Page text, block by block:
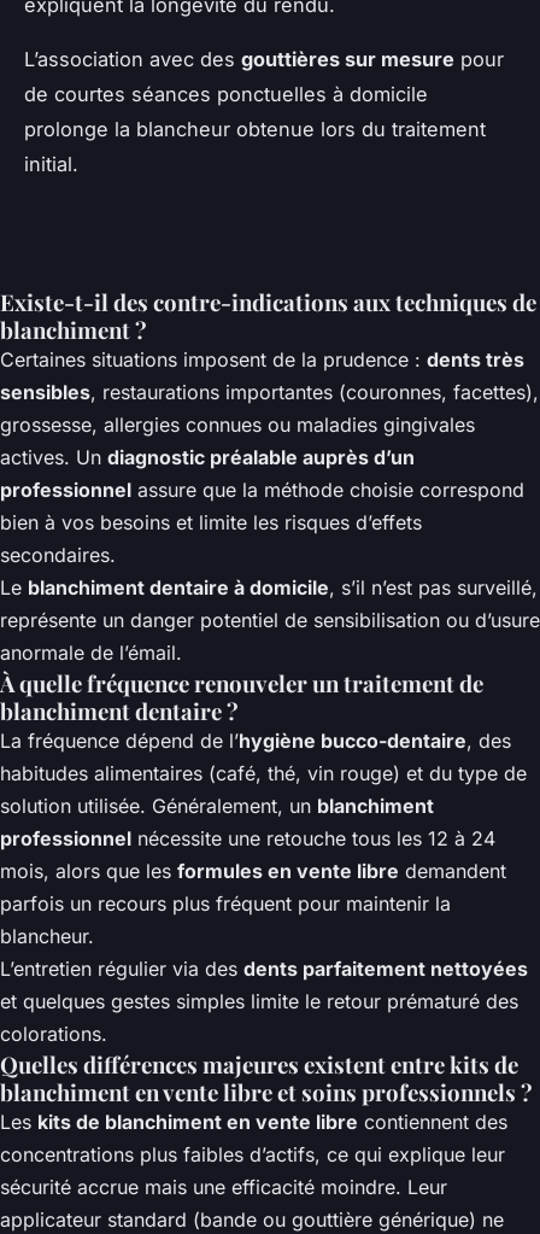
L’association avec des gouttières sur mesure pour
de courtes séances ponctuelles à domicile
prolonge la blancheur obtenue lors du traitement
initial.
Existe-t-il des contre-indications aux techniques de
blanchiment ?
Certaines situations imposent de la prudence : dents très
sensibles, restaurations importantes (couronnes, facettes),
grossesse, allergies connues ou maladies gingivales
actives. Un diagnostic préalable auprès d’un
professionnel assure que la méthode choisie correspond
bien à vos besoins et limite les risques d’effets
secondaires.
Le blanchiment dentaire à domicile, s’il n’est pas surveillé,
représente un danger potentiel de sensibilisation ou d’usure
anormale de l’émail.
À quelle fréquence renouveler un traitement de
blanchiment dentaire ?
La fréquence dépend de l’hygiène bucco-dentaire, des
habitudes alimentaires (café, thé, vin rouge) et du type de
solution utilisée. Généralement, un blanchiment
professionnel nécessite une retouche tous les 12 à 24
mois, alors que les formules en vente libre demandent
parfois un recours plus fréquent pour maintenir la
blancheur.
L’entretien régulier via des dents parfaitement nettoyées
et quelques gestes simples limite le retour prématuré des
colorations.
Quelles différences majeures existent entre kits de
blanchiment en vente libre et soins professionnels ?
Les kits de blanchiment en vente libre contiennent des
concentrations plus faibles d’actifs, ce qui explique leur
sécurité accrue mais une efficacité moindre. Leur
applicateur standard (bande ou gouttière générique) ne